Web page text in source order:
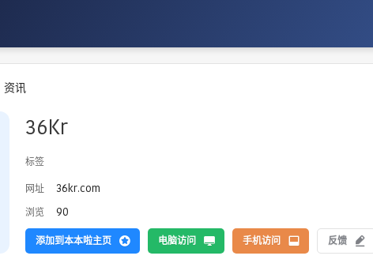
资讯
36Kr
标签
网址
36kr.com
浏览 90
添加到本本啦主页 电脑访问 手机访问 反馈